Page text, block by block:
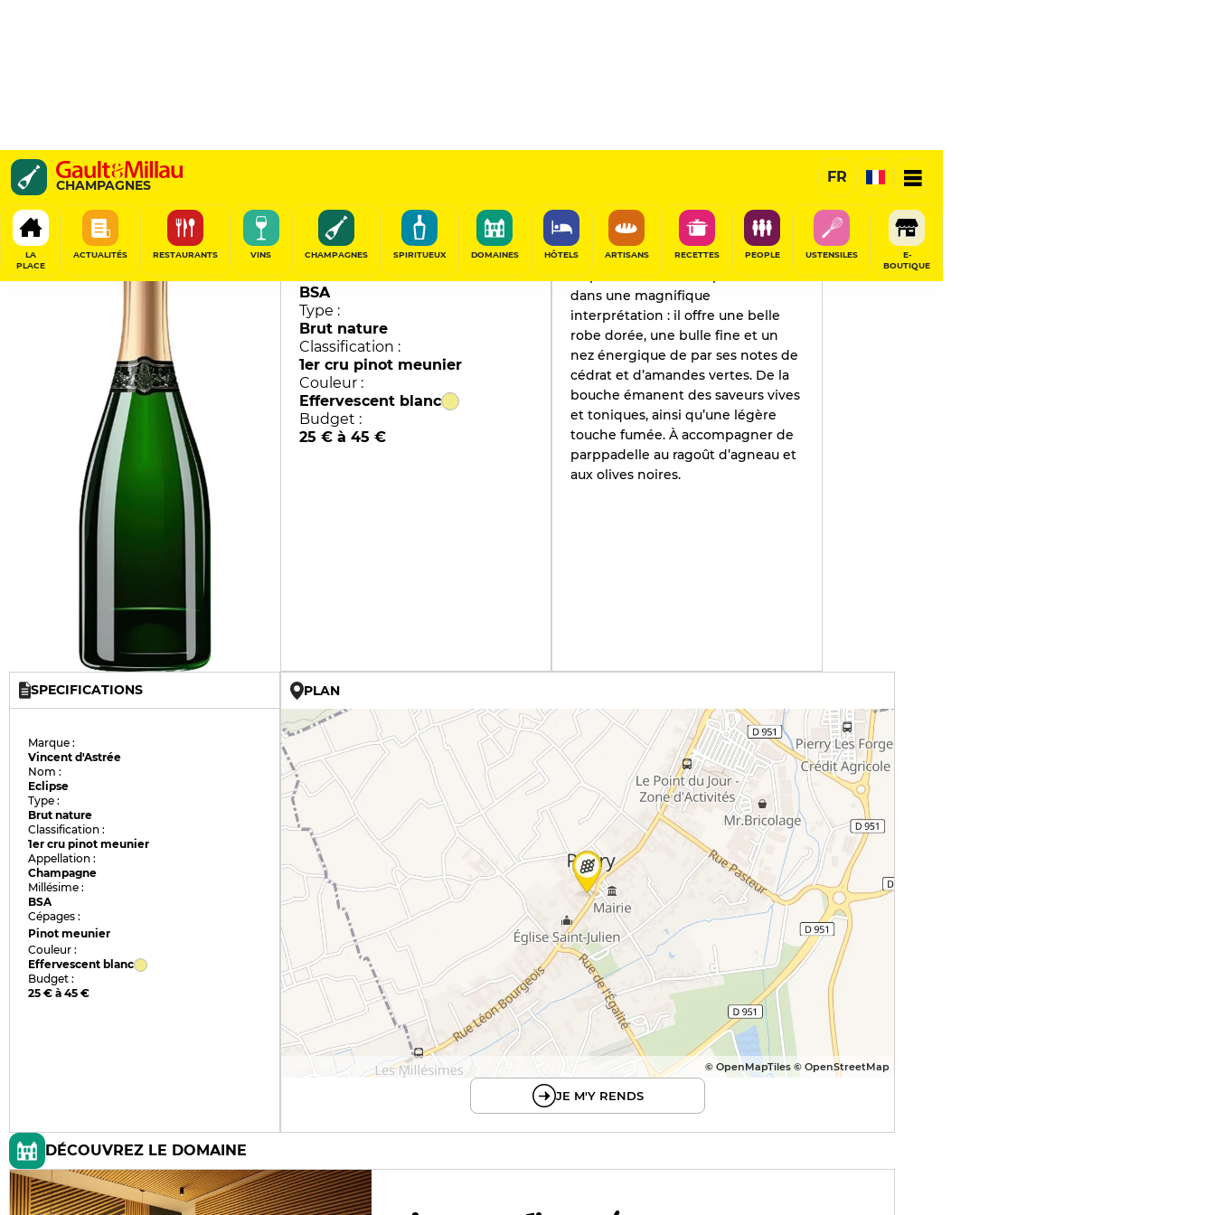
CHAMPAGNES
FR
LA
PLACE
ACTUALITÉS RESTAURANTS VINS CHAMPAGNES SPIRITUEUX DOMAINES HÔTELS ARTISANS RECETTES PEOPLE USTENSILES
E-
BOUTIQUE
Eclipse
Vincent d'Astrée
PARTAGER
93/100
Champagne
Millésime :
BSA
Type :
Brut nature
Classification :
1er cru pinot meunier
Couleur :
Effervescent blanc
Budget :
25 € à 45 €
L'AVIS DE GAULT&MILLAU
2020
Le pinot meunier s’exprime ici
dans une magnifique
interprétation : il offre une belle
robe dorée, une bulle fine et un
nez énergique de par ses notes de
cédrat et d’amandes vertes. De la
bouche émanent des saveurs vives
et toniques, ainsi qu’une légère
touche fumée. À accompagner de
parppadelle au ragoût d’agneau et
aux olives noires.
SPECIFICATIONS
Marque :
Vincent d'Astrée
Nom :
Eclipse
Type :
Brut nature
Classification :
1er cru pinot meunier
Appellation :
Champagne
Millésime :
BSA
Cépages :
Pinot meunier
Couleur :
Effervescent blanc
Budget :
25 € à 45 €
PLAN
© OpenMapTiles © OpenStreetMap
JE M'Y RENDS
DÉCOUVREZ LE DOMAINE